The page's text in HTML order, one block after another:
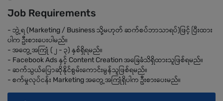
Job Requirements
- ဘွဲ့ရ (Marketing / Business သို့မဟုတ် ဆက်စပ်ဘာသာရပ်)ဖြင့် ပြီးထား
ပါက ဦးစားပေးပါမည်။
- အတွေ့အကြုံ ( ၂ - ၃) နှစ်ရှိရမည်။
- Facebook Ads နှင့် Content Creation အခြေခံသိရှိထားသူဖြစ်ရမည်။
- ဆက်သွယ်ပြောဆိုနိုင်စွမ်းကောင်းမွန်သူဖြစ်ရမည်။
- စက်မှုလုပ်ငန်း Marketing အတွေ့အကြုံရှိပါက ဦးစားပေးမည်။